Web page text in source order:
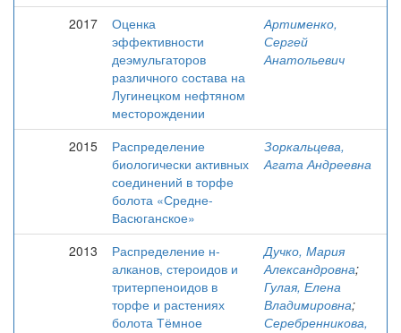
2017
Оценка
эффективности
деэмульгаторов
различного состава на
Лугинецком нефтяном
месторождении
Артименко,
Сергей
Анатольевич
2015
Распределение
биологически активных
соединений в торфе
болота «Средне-
Васюганское»
Зоркальцева,
Агата Андреевна
2013
Распределение н-
алканов, стероидов и
тритерпеноидов в
торфе и растениях
болота Тёмное
Дучко, Мария
Александровна;
Гулая, Елена
Владимировна;
Серебренникова,